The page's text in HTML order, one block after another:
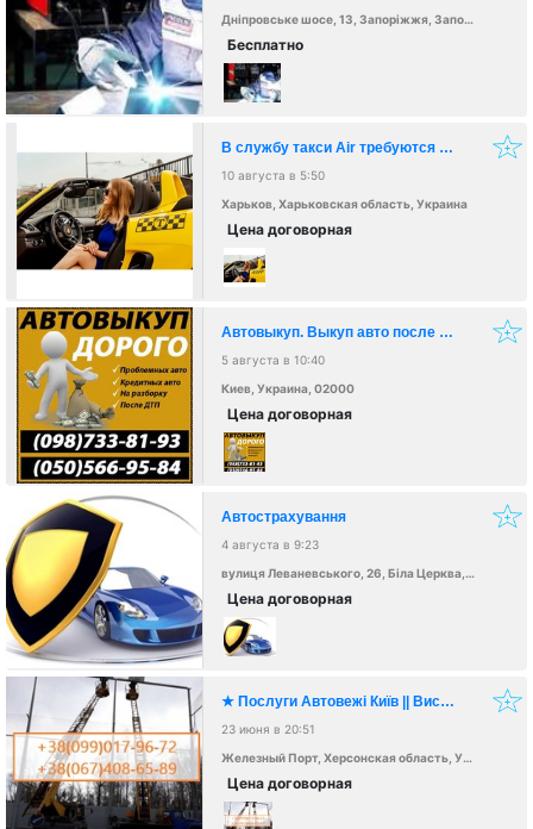
Дніпровське шосе, 13, Запоріжжя, Запорізька область, Украина, 69000
Бесплатно
В службу такси Air требуются водители
10 августа в 5:50
Харьков, Харьковская область, Украина
Цена договорная
Автовыкуп. Выкуп авто после ДТП срочно
5 августа в 10:40
Киев, Украина, 02000
Цена договорная
Автострахування
4 августа в 9:23
вулиця Леваневського, 26, Біла Церква, Київська обл., Україна, 09100
Цена договорная
★ Послуги Автовежі Київ || Висота підйому 17 метрів || Оренда автовишки з ПДВ
23 июня в 20:51
Железный Порт, Херсонская область, Украина
Цена договорная